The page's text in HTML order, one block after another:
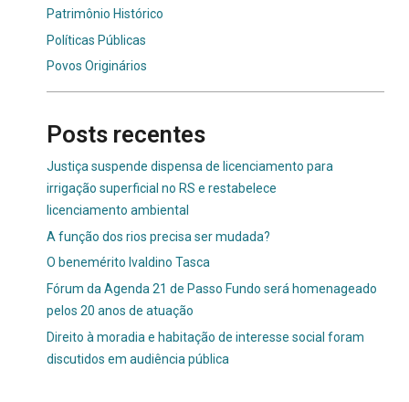
Patrimônio Histórico
Políticas Públicas
Povos Originários
Posts recentes
Justiça suspende dispensa de licenciamento para
irrigação superficial no RS e restabelece
licenciamento ambiental
A função dos rios precisa ser mudada?
O benemérito Ivaldino Tasca
Fórum da Agenda 21 de Passo Fundo será homenageado
pelos 20 anos de atuação
Direito à moradia e habitação de interesse social foram
discutidos em audiência pública